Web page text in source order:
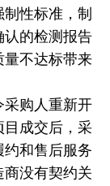
性标准，制
认的检测报告
量不达标带来
采购人重新开
目成交后，采
和售后服务
没有契约关